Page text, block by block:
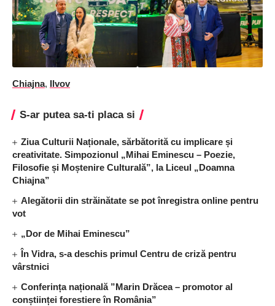
Chiajna, Ilvov
S-ar putea sa-ti placa si
Ziua Culturii Naționale, sărbătorită cu implicare și
creativitate. Simpozionul „Mihai Eminescu – Poezie,
Filosofie și Moștenire Culturală”, la Liceul „Doamna
Chiajna”
Alegătorii din străinătate se pot înregistra online pentru
vot
„Dor de Mihai Eminescu”
În Vidra, s-a deschis primul Centru de criză pentru
vârstnici
Conferința națională ”Marin Drăcea – promotor al
conștiinței forestiere în România”